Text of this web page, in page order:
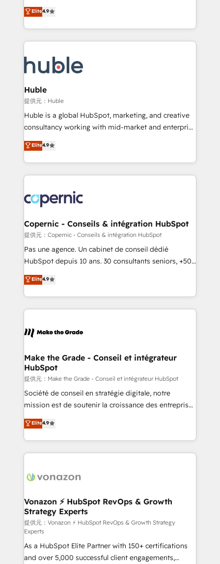
platform • Client/member portals built on HubSpot •
CaterSuite for the catering industry • Custom and
WooCommerce, BuilderTrend, and more Experience
the difference — reach out to see how AI + HubSpot
From HubSpot onboarding, to training, from
developing a new website to lead generation and
digital marketing; we do it all (and with great
results)! In short, our services include: - HubSpot
HubSpot development: websites, custom modules,
integrations - Marketing & sales solutions: digital
marketing, advertising, campaigns, content and
design We connect people, data and technology to
improve customer experiences. With our bright
people, exciting ideas and can-do mentality, we
your challenge; our passionate and growth driven
team of 100+ experts is ready for you! Driving digital
Elite4.9
Huble
提供元：Huble
Huble is a global HubSpot, marketing, and creative
consultancy working with mid-market and enterprise
businesses. We go beyond implementation, shaping
the strategy, processes, and teams that turn
HubSpot into a genuine growth engine. Named
HubSpot's Global Partner of the Year in 2024,
worldwide, and with over 15 years in the ecosystem,
Huble has built a track record that speaks for itself.
One company, one operating model, delivering
across offices and consulting teams in the UK, USA,
Canada, Germany, France, Belgium, Singapore, and
South Africa. Certified compliant with ISO/IEC
international offices and 175+ employees.
Elite4.9
Copernic - Conseils & intégration HubSpot
提供元：Copernic - Conseils & intégration HubSpot
Pas une agence. Un cabinet de conseil dédié
HubSpot depuis 10 ans. 30 consultants seniors, +500
clients, un ROI mesurable. Notre mission : faire de
HubSpot un vrai levier de performance pour votre
organisation. Cela passe par la compréhension de
vos processus, la fiabilisation de vos données et
la plateforme. Nos domaines d'intervention : -
& reprise de données - Stratégie RevOps &
alignement Marketing / Sales - Data, reporting &
tableaux de bord - Onboarding, audit &
optimisation - Intégrations métiers (ERP, téléphonie,
e-commerce) - Formation & accompagnement au
et grandes entreprises en France et à l'international,
dans des secteurs variés : SaaS, immobilier,
Elite4.9
Make the Grade - Conseil et intégrateur
HubSpot
提供元：Make the Grade - Conseil et intégrateur HubSpot
Société de conseil en stratégie digitale, notre
mission est de soutenir la croissance des entreprises
B2B à travers l’acquisition de nouveaux clients,
l'intégration CRM et le développement des revenus
auprès de vos comptes existants. En France et à
l'international, nous travaillons avec des ETI
delà d’une simple transformation digitale et des
➤ L’intégration de CRM et de méthodologie RevOps
pour aligner les équipes marketing, commerciales et
support client (data migration, synchronisation API,
audit et maintenance) ➤ La création de sites internet
de conversion qui transforment les visiteurs en
opportunités d'affaires ➤ La mise en place de
Elite4.9
Vonazon ⚡ HubSpot RevOps & Growth
Strategy Experts
提供元：Vonazon ⚡ HubSpot RevOps & Growth Strategy
Experts
As a HubSpot Elite Partner with 150+ certifications
and over 5,000 successful client engagements,